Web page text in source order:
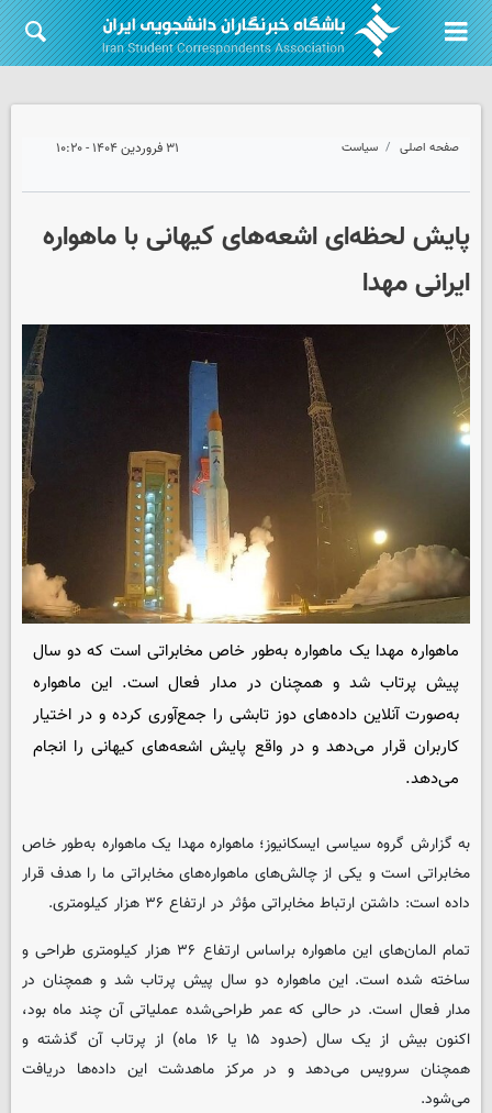
صفحه اصلی سیاست ۳۱ فروردین ۱۴۰۴ - ۱۰:۲۰
پایش لحظه‌ای اشعه‌های کیهانی با ماهواره
ایرانی مهدا
ماهواره مهدا یک ماهواره به‌طور خاص مخابراتی است که دو سال
پیش پرتاب شد و همچنان در مدار فعال است. این ماهواره
به‌صورت آنلاین داده‌های دوز تابشی را جمع‌آوری کرده و در اختیار
کاربران قرار می‌دهد و در واقع پایش اشعه‌های کیهانی را انجام
می‌دهد.
به گزارش گروه سیاسی ایسکانیوز؛ ماهواره مهدا یک ماهواره به‌طور خاص
مخابراتی است و یکی از چالش‌های ماهواره‌های مخابراتی ما را هدف قرار
داده است: داشتن ارتباط مخابراتی مؤثر در ارتفاع ۳۶ هزار کیلومتری.
تمام المان‌های این ماهواره براساس ارتفاع ۳۶ هزار کیلومتری طراحی و
ساخته شده است. این ماهواره دو سال پیش پرتاب شد و همچنان در
مدار فعال است. در حالی که عمر طراحی‌شده عملیاتی آن چند ماه بود،
اکنون بیش از یک سال (حدود ۱۵ یا ۱۶ ماه) از پرتاب آن گذشته و
همچنان سرویس می‌دهد و در مرکز ماهدشت این داده‌ها دریافت
می‌شود.